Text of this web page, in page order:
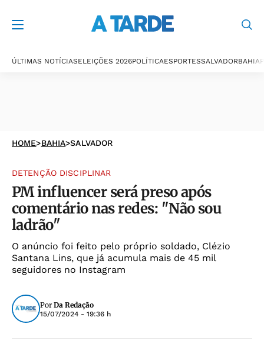
ÚLTIMAS NOTÍCIASELEIÇÕES 2026POLÍTICAESPORTESSALVADORBAHIA
HOME>BAHIA>SALVADOR
DETENÇÃO DISCIPLINAR
PM influencer será preso após
comentário nas redes: "Não sou
ladrão"
O anúncio foi feito pelo próprio soldado, Clézio
Santana Lins, que já acumula mais de 45 mil
seguidores no Instagram
Por Da Redação
15/07/2024 - 19:36 h